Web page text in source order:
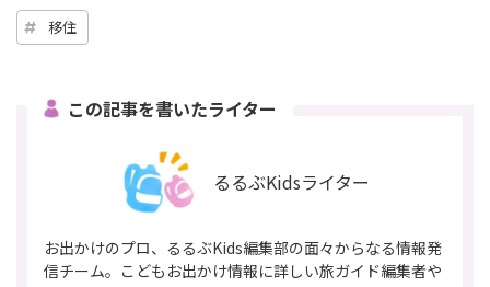
移住
この記事を書いたライター
るるぶKidsライター
お出かけのプロ、るるぶKids編集部の面々からなる情報発
信チーム。こどもお出かけ情報に詳しい旅ガイド編集者や